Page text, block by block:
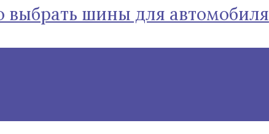
выбрать шины для автомобиля